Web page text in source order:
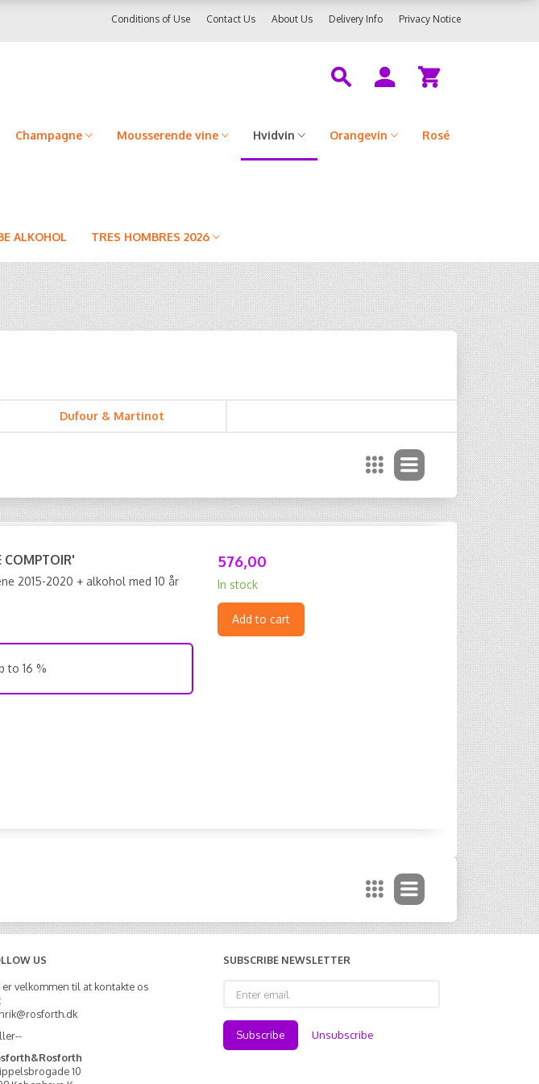
Privacy Notice
Delivery Info
About Us
Contact Us
Conditions of Use
Champagne Mousserende vine Hvidvin Orangevin Rosé
ALKOHOL TRES HOMBRES 2026
Dufour & Martinot
COMPTOIR'
2015-2020 + alkohol med 10 år
to 16 %
576,00
In stock
Add to cart
US
er velkommen til at kontakte os
10
SUBSCRIBE NEWSLETTER
email
Subscribe Unsubscribe